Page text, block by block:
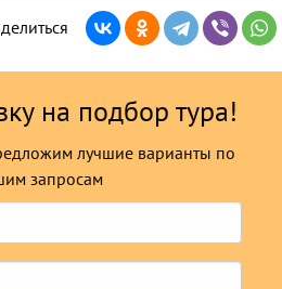
на подбор тура!
лучшие варианты по
запросам